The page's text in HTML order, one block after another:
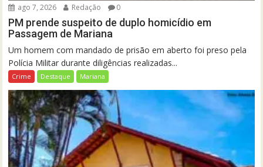
ago 7, 2026 Redação 0
PM prende suspeito de duplo homicídio em
Passagem de Mariana
Um homem com mandado de prisão em aberto foi preso pela
Polícia Militar durante diligências realizadas...
Crime Destaque Mariana